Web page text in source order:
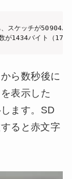
スケッチが50904バ
が1434バイト（
ら数秒後に
表示した
ます。SD
ると赤文字